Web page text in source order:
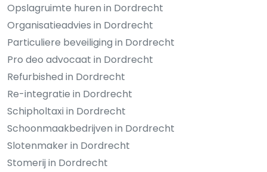
Opslagruimte huren in Dordrecht
Organisatieadvies in Dordrecht
Particuliere beveiliging in Dordrecht
Pro deo advocaat in Dordrecht
Refurbished in Dordrecht
Re-integratie in Dordrecht
Schipholtaxi in Dordrecht
Schoonmaakbedrijven in Dordrecht
Slotenmaker in Dordrecht
Stomerij in Dordrecht